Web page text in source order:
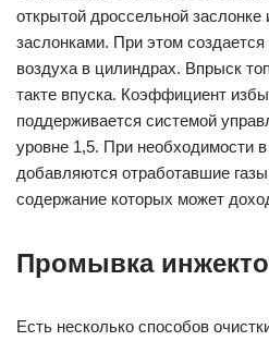
открытой дроссельной
заслонками. При этом
воздуха в цилиндрах. Впрыск
такте впуска. Коэффициент
поддерживается системой
уровне 1,5. При необходимости
добавляются отработавшие
содержание которых может
Промывка
Есть несколько способов